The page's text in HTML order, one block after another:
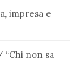
impresa e
non sa